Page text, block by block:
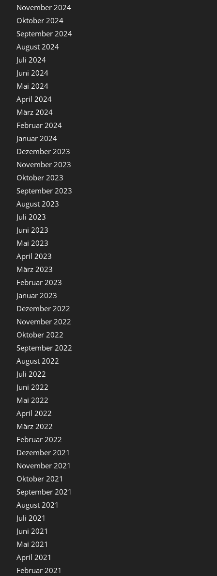
November 2024
Oktober 2024
September 2024
August 2024
Juli 2024
Juni 2024
Mai 2024
April 2024
März 2024
Februar 2024
Januar 2024
Dezember 2023
November 2023
Oktober 2023
September 2023
August 2023
Juli 2023
Juni 2023
Mai 2023
April 2023
März 2023
Februar 2023
Januar 2023
Dezember 2022
November 2022
Oktober 2022
September 2022
August 2022
Juli 2022
Juni 2022
Mai 2022
April 2022
März 2022
Februar 2022
Dezember 2021
November 2021
Oktober 2021
September 2021
August 2021
Juli 2021
Juni 2021
Mai 2021
April 2021
Februar 2021